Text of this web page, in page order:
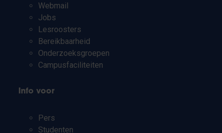
Webmail
Jobs
Lesroosters
Bereikbaarheid
Onderzoeksgroepen
Campusfaciliteiten
Info voor
Pers
Studenten